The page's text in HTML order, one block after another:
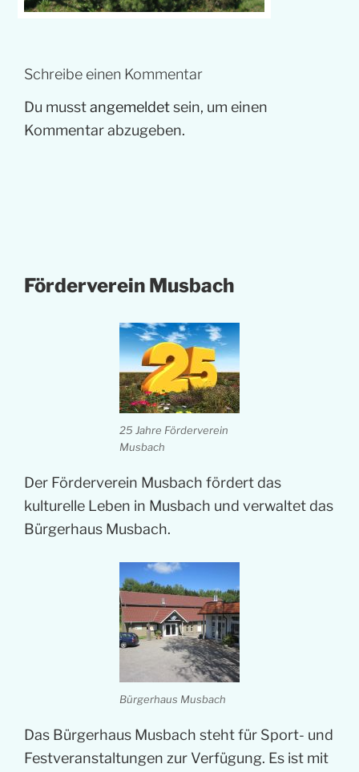
Schreibe einen Kommentar
Du musstangemeldetsein, um einen
Kommentar abzugeben.
Förderverein Musbach
25 Jahre Förderverein
Musbach
Der Förderverein Musbach fördert das
kulturelle Leben in Musbach und verwaltet das
Bürgerhaus Musbach.
Bürgerhaus Musbach
Das Bürgerhaus Musbach steht für Sport- und
Festveranstaltungen zur Verfügung. Es ist mit